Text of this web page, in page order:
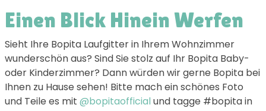
Einen Blick Hinein Werfen
Sieht Ihre Bopita Laufgitter in Ihrem Wohnzimmer
wunderschön aus? Sind Sie stolz auf Ihr Bopita Baby-
oder Kinderzimmer? Dann würden wir gerne Bopita bei
Ihnen zu Hause sehen! Bitte mach ein schönes Foto
und Teile es mit @bopitaofficial und tagge #bopita in